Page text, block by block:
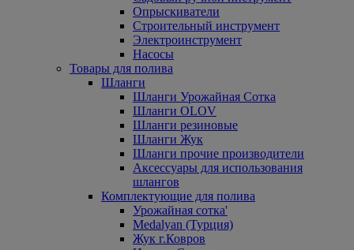
Опрыскиватели
Строительный инструмент
Электроинструмент
Насосы
Товары для полива
Шланги
Шланги Урожайная Сотка
Шланги OLOV
Шланги резиновые
Шланги Жук
Шланги прочие производители
Аксессуары для использования
шлангов
Комплектующие для полива
Урожайная сотка'
Medalyan (Турция)
Жук г.Ковров